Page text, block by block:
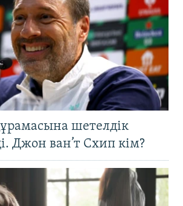
шетелдік
Джон ван’т Схип кім?